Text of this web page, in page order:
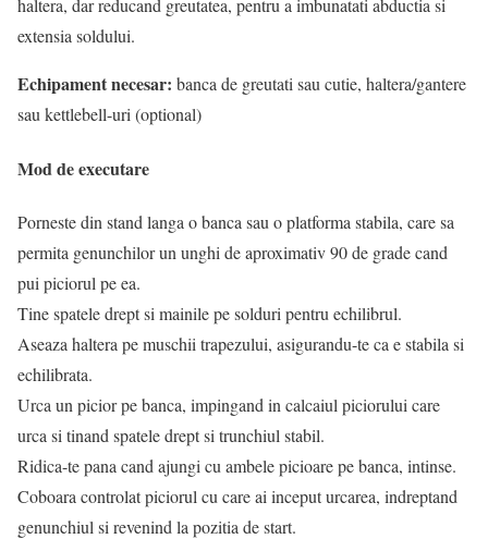
haltera, dar reducand greutatea, pentru a imbunatati abductia si
extensia soldului.
Echipament necesar: banca de greutati sau cutie, haltera/gantere
sau kettlebell-uri (optional)
Mod de executare
Porneste din stand langa o banca sau o platforma stabila, care sa
permita genunchilor un unghi de aproximativ 90 de grade cand
pui piciorul pe ea.
Tine spatele drept si mainile pe solduri pentru echilibrul.
Aseaza haltera pe muschii trapezului, asigurandu-te ca e stabila si
echilibrata.
Urca un picior pe banca, impingand in calcaiul piciorului care
urca si tinand spatele drept si trunchiul stabil.
Ridica-te pana cand ajungi cu ambele picioare pe banca, intinse.
Coboara controlat piciorul cu care ai inceput urcarea, indreptand
genunchiul si revenind la pozitia de start.